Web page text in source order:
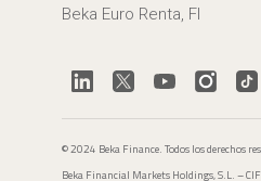
Beka Euro Renta, FI
© 2024 Beka Finance. Todos los derechos
Beka Financial Markets Holdings, S.L. –